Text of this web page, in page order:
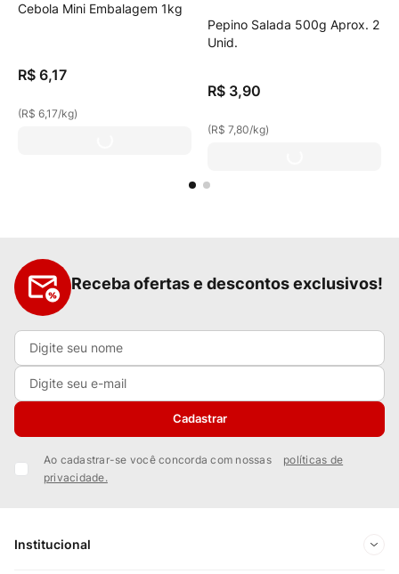
Cebola Mini Embalagem 1kg
R$ 6,17
(R$ 6,17/kg)
Pepino Salada 500g Aprox. 2
Unid.
R$ 3,90
(R$ 7,80/kg)
Receba ofertas e descontos exclusivos!
Cadastrar
Ao cadastrar-se você concorda com nossas
políticas de
privacidade.
Institucional